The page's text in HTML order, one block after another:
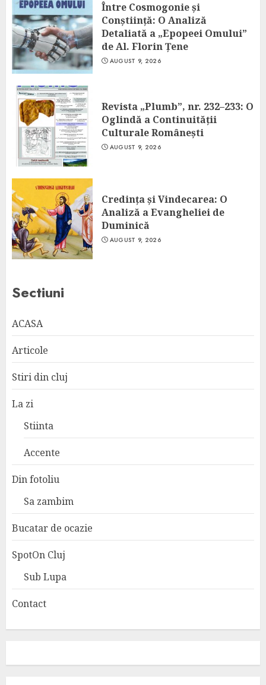
Între Cosmogonie și
Conștiință: O Analiză
Detaliată a „Epopeei Omului”
de Al. Florin Țene
AUGUST 9, 2026
Revista „Plumb”, nr. 232–233: O
Oglindă a Continuității
Culturale Românești
AUGUST 9, 2026
Credința și Vindecarea: O
Analiză a Evangheliei de
Duminică
AUGUST 9, 2026
Sectiuni
ACASA
Articole
Stiri din cluj
La zi
Stiinta
Accente
Din fotoliu
Sa zambim
Bucatar de ocazie
SpotOn Cluj
Sub Lupa
Contact